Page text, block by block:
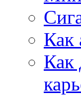
Как
Как